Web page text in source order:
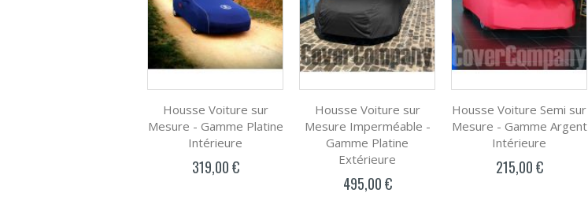
Housse Voiture sur
Mesure - Gamme Platine
Intérieure
319,00 €
Housse Voiture sur
Mesure Imperméable -
Gamme Platine
Extérieure
495,00 €
Housse Voiture Semi sur
Mesure - Gamme Argent
Intérieure
215,00 €